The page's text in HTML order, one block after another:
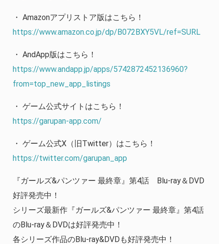
・ Amazonアプリストア版はこちら！
https://www.amazon.co.jp/dp/B072BXY5VL/ref=SURL
・ AndApp版はこちら！
https://www.andapp.jp/apps/5742872452136960?
from=top_new_app_listings
・ ゲーム公式サイトはこちら！
https://garupan-app.com/
・ ゲーム公式X（旧Twitter）はこちら！
https://twitter.com/garupan_app
『ガールズ&パンツァー 最終章』第4話 Blu-ray＆DVD
好評発売中！
シリーズ最新作『ガールズ&パンツァー 最終章』第4話
のBlu-ray＆DVDは好評発売中！
各シリーズ作品のBlu-ray&DVDも好評発売中！